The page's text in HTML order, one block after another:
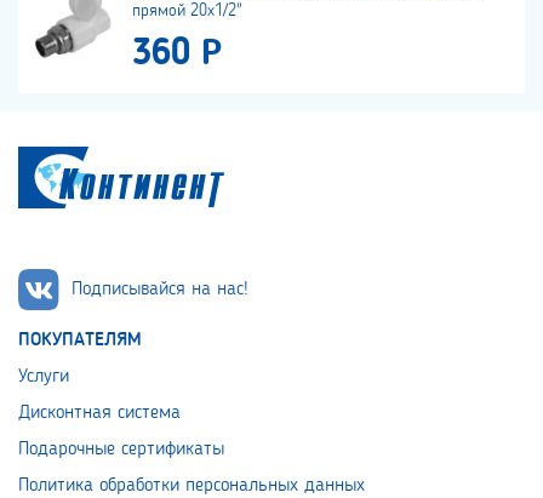
прямой 20х1/2"
360 Р
Подписывайся на нас!
ПОКУПАТЕЛЯМ
Услуги
Дисконтная система
Подарочные сертификаты
Политика обработки персональных данных